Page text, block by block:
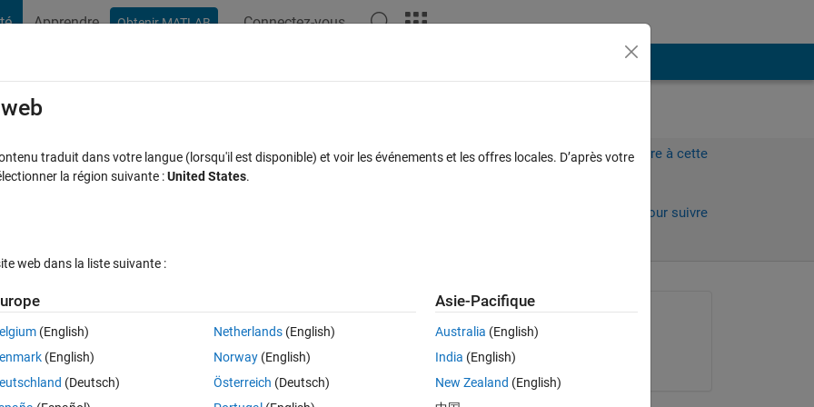
Apprendre Obtenir MATLAB Connectez-vous
Connectez-vous pour répondre à cette
Connectez-vous pour suivre
current frame to the workspace. therefore i am wondering where i can
Philipp
le 25 Mai 2012
traduit dans votre langue (lorsqu'il est disponible) et voir les événements et les offres locales. D’après votre
la région suivante :United States.
web dans la liste suivante :
(English)
(English)
(Deutsch)
Netherlands(English)
Norway(English)
Österreich (Deutsch)
Asie-Pacifique
Australia (English)
India (English)
New Zealand (English)